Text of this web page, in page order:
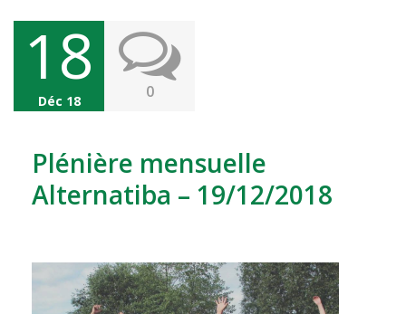
18
Déc 18 0
Plénière mensuelle
Alternatiba – 19/12/2018